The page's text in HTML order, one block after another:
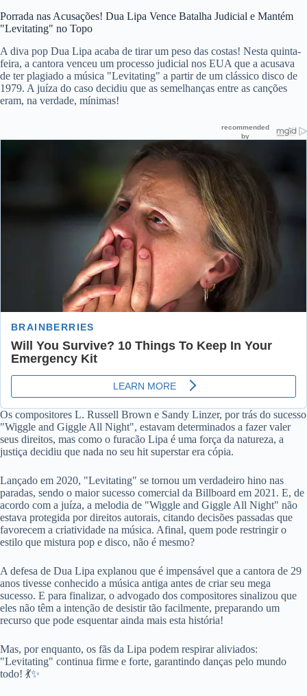
Porrada nas Acusações! Dua Lipa Vence Batalha Judicial e Mantém
"Levitating" no Topo
A diva pop Dua Lipa acaba de tirar um peso das costas! Nesta quinta-
feira, a cantora venceu um processo judicial nos EUA que a acusava
de ter plagiado a música "Levitating" a partir de um clássico disco de
1979. A juíza do caso decidiu que as semelhanças entre as canções
eram, na verdade, mínimas!
Os compositores L. Russell Brown e Sandy Linzer, por trás do sucesso
"Wiggle and Giggle All Night", estavam determinados a fazer valer
seus direitos, mas como o furacão Lipa é uma força da natureza, a
justiça decidiu que nada no seu hit superstar era cópia.
Lançado em 2020, "Levitating" se tornou um verdadeiro hino nas
paradas, sendo o maior sucesso comercial da Billboard em 2021. E, de
acordo com a juíza, a melodia de "Wiggle and Giggle All Night" não
estava protegida por direitos autorais, citando decisões passadas que
favorecem a criatividade na música. Afinal, quem pode restringir o
estilo que mistura pop e disco, não é mesmo?
A defesa de Dua Lipa explanou que é impensável que a cantora de 29
anos tivesse conhecido a música antiga antes de criar seu mega
sucesso. E para finalizar, o advogado dos compositores sinalizou que
eles não têm a intenção de desistir tão facilmente, preparando um
recurso que pode esquentar ainda mais esta história!
Mas, por enquanto, os fãs da Lipa podem respirar aliviados:
"Levitating" continua firme e forte, garantindo danças pelo mundo
todo! 💃✨